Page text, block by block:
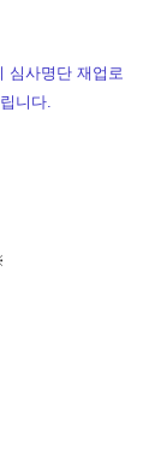
심사명단 재업로
니다.